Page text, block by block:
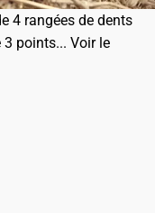
4 rangées de dents
points... Voir le